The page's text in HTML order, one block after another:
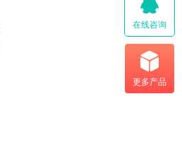
在线咨询
更多产品